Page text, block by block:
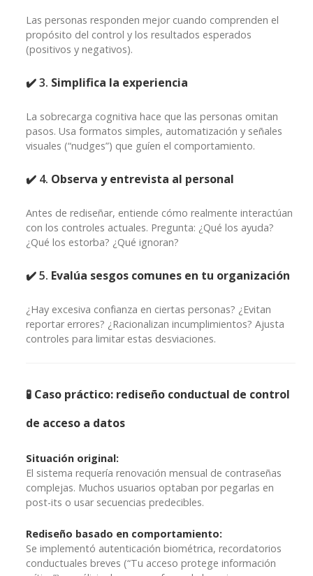
Las personas responden mejor cuando comprenden el
propósito del control y los resultados esperados
(positivos y negativos).
✔️ 3. Simplifica la experiencia
La sobrecarga cognitiva hace que las personas omitan
pasos. Usa formatos simples, automatización y señales
visuales (“nudges”) que guíen el comportamiento.
✔️ 4. Observa y entrevista al personal
Antes de rediseñar, entiende cómo realmente interactúan
con los controles actuales. Pregunta: ¿Qué los ayuda?
¿Qué los estorba? ¿Qué ignoran?
✔️ 5. Evalúa sesgos comunes en tu organización
¿Hay excesiva confianza en ciertas personas? ¿Evitan
reportar errores? ¿Racionalizan incumplimientos? Ajusta
controles para limitar estas desviaciones.
🧪 Caso práctico: rediseño conductual de control
de acceso a datos
Situación original:
El sistema requería renovación mensual de contraseñas
complejas. Muchos usuarios optaban por pegarlas en
post-its o usar secuencias predecibles.
Rediseño basado en comportamiento:
Se implementó autenticación biométrica, recordatorios
conductuales breves (“Tu acceso protege información